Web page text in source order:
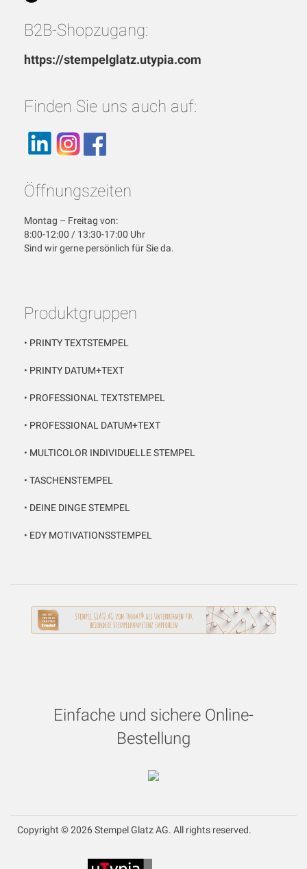
B2B-Shopzugang:
https://stempelglatz.utypia.com
Finden Sie uns auch auf:
Öffnungszeiten
Montag – Freitag von:
8:00-12:00 / 13:30-17:00 Uhr
Sind wir gerne persönlich für Sie da.
Produktgruppen
• PRINTY TEXTSTEMPEL
• PRINTY DATUM+TEXT
• PROFESSIONAL TEXTSTEMPEL
• PROFESSIONAL DATUM+TEXT
• MULTICOLOR INDIVIDUELLE STEMPEL
• TASCHENSTEMPEL
• DEINE DINGE STEMPEL
• EDY MOTIVATIONSSTEMPEL
Einfache und sichere Online-
Bestellung
Copyright © 2026 Stempel Glatz AG. All rights reserved.